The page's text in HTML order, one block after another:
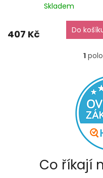
Skladem
407 Kč Do
1
Co říkají